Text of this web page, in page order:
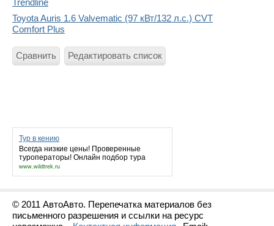
Trendline
Toyota Auris 1.6 Valvematic (97 кВт/132 л.с.) CVT
Comfort Plus
Сравнить Редактировать список
Тур в кению
Всегда низкие цены! Проверенные
туроператоры! Онлайн подбор тура
www.wildtrek.ru
© 2011 АвтоАвто. Перепечатка материалов без
письменного разрешения и ссылки на ресурс